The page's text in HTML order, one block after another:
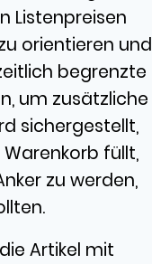
Listenpreisen
orientieren und
begrenzte
um zusätzliche
sichergestellt,
füllt,
zu werden,
Artikel mit